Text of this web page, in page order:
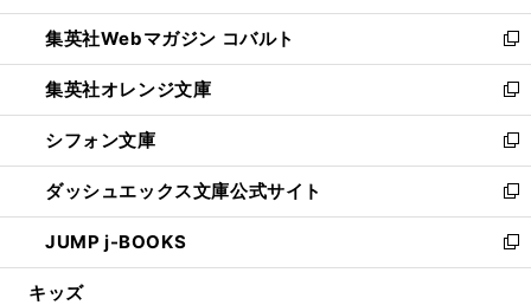
開
く
ウ
で
開
く
ン
ド
ウ
で
開
く
ウ
ィ
ン
ド
ウ
で
開
く
集英社Webマガジン コバルト
新
し
い
ウ
ィ
ン
ド
ウ
で
開
集英社オレンジ文庫
新
し
い
ウ
ィ
ン
ド
ウ
シフォン文庫
新
し
い
ウ
ィ
ン
ダッシュエックス文庫公式サイト
新
し
い
ウ
JUMP j-BOOKS
新
し
キッズ